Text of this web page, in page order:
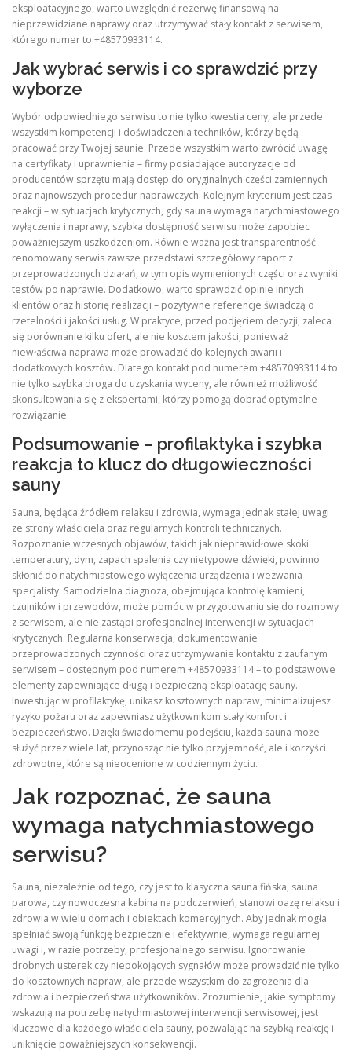
eksploatacyjnego, warto uwzględnić rezerwę finansową na
nieprzewidziane naprawy oraz utrzymywać stały kontakt z serwisem,
którego numer to +48570933114.
Jak wybrać serwis i co sprawdzić przy
wyborze
Wybór odpowiedniego serwisu to nie tylko kwestia ceny, ale przede
wszystkim kompetencji i doświadczenia techników, którzy będą
pracować przy Twojej saunie. Przede wszystkim warto zwrócić uwagę
na certyfikaty i uprawnienia – firmy posiadające autoryzacje od
producentów sprzętu mają dostęp do oryginalnych części zamiennych
oraz najnowszych procedur naprawczych. Kolejnym kryterium jest czas
reakcji – w sytuacjach krytycznych, gdy sauna wymaga natychmiastowego
wyłączenia i naprawy, szybka dostępność serwisu może zapobiec
poważniejszym uszkodzeniom. Równie ważna jest transparentność –
renomowany serwis zawsze przedstawi szczegółowy raport z
przeprowadzonych działań, w tym opis wymienionych części oraz wyniki
testów po naprawie. Dodatkowo, warto sprawdzić opinie innych
klientów oraz historię realizacji – pozytywne referencje świadczą o
rzetelności i jakości usług. W praktyce, przed podjęciem decyzji, zaleca
się porównanie kilku ofert, ale nie kosztem jakości, ponieważ
niewłaściwa naprawa może prowadzić do kolejnych awarii i
dodatkowych kosztów. Dlatego kontakt pod numerem +48570933114 to
nie tylko szybka droga do uzyskania wyceny, ale również możliwość
skonsultowania się z ekspertami, którzy pomogą dobrać optymalne
rozwiązanie.
Podsumowanie – profilaktyka i szybka
reakcja to klucz do długowieczności
sauny
Sauna, będąca źródłem relaksu i zdrowia, wymaga jednak stałej uwagi
ze strony właściciela oraz regularnych kontroli technicznych.
Rozpoznanie wczesnych objawów, takich jak nieprawidłowe skoki
temperatury, dym, zapach spalenia czy nietypowe dźwięki, powinno
skłonić do natychmiastowego wyłączenia urządzenia i wezwania
specjalisty. Samodzielna diagnoza, obejmująca kontrolę kamieni,
czujników i przewodów, może pomóc w przygotowaniu się do rozmowy
z serwisem, ale nie zastąpi profesjonalnej interwencji w sytuacjach
krytycznych. Regularna konserwacja, dokumentowanie
przeprowadzonych czynności oraz utrzymywanie kontaktu z zaufanym
serwisem – dostępnym pod numerem +48570933114 – to podstawowe
elementy zapewniające długą i bezpieczną eksploatację sauny.
Inwestując w profilaktykę, unikasz kosztownych napraw, minimalizujesz
ryzyko pożaru oraz zapewniasz użytkownikom stały komfort i
bezpieczeństwo. Dzięki świadomemu podejściu, każda sauna może
służyć przez wiele lat, przynosząc nie tylko przyjemność, ale i korzyści
zdrowotne, które są nieocenione w codziennym życiu.
Jak rozpoznać, że sauna
wymaga natychmiastowego
serwisu?
Sauna, niezależnie od tego, czy jest to klasyczna sauna fińska, sauna
parowa, czy nowoczesna kabina na podczerwień, stanowi oazę relaksu i
zdrowia w wielu domach i obiektach komercyjnych. Aby jednak mogła
spełniać swoją funkcję bezpiecznie i efektywnie, wymaga regularnej
uwagi i, w razie potrzeby, profesjonalnego serwisu. Ignorowanie
drobnych usterek czy niepokojących sygnałów może prowadzić nie tylko
do kosztownych napraw, ale przede wszystkim do zagrożenia dla
zdrowia i bezpieczeństwa użytkowników. Zrozumienie, jakie symptomy
wskazują na potrzebę natychmiastowej interwencji serwisowej, jest
kluczowe dla każdego właściciela sauny, pozwalając na szybką reakcję i
uniknięcie poważniejszych konsekwencji.